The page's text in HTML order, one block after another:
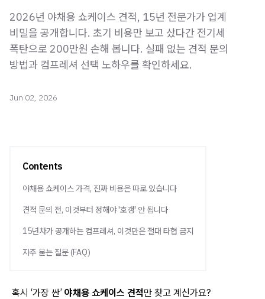
2026년 야채용 쇼케이스 견적, 15년 전문가가 업계
비밀을 공개합니다. 초기 비용만 보고 샀다간 전기세
폭탄으로 200만원 손해 봅니다. 실패 없는 견적 문의
방법과 컴프레셔 선택 노하우를 확인하세요.
Jun 02, 2026
Contents
야채용 쇼케이스 가격, 진짜 비용은 따로 있습니다
견적 문의 전, 이것부터 정해야 '호갱' 안 됩니다
15년차가 공개하는 컴프레셔, 이것만은 절대 타협 금지
자주 묻는 질문 (FAQ)
혹시 ‘가장 싼’ 야채용 쇼케이스 견적만 찾고 계신가요?